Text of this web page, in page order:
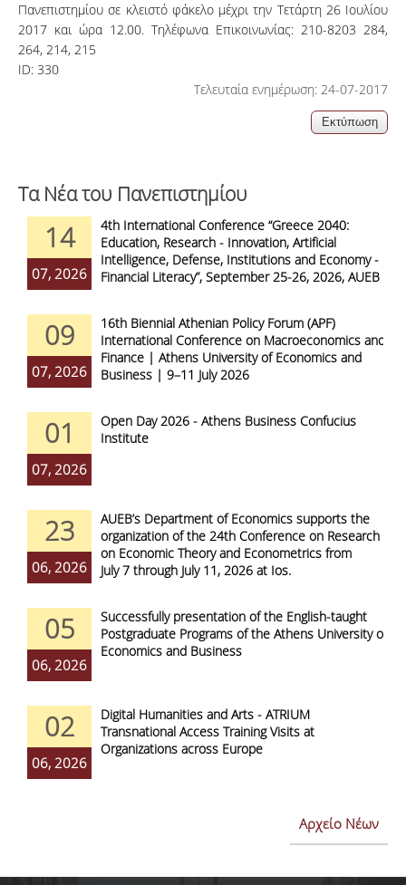
Πανεπιστημίου σε κλειστό φάκελο μέχρι την Τετάρτη 26 Ιουλίου
2017 και ώρα 12.00. Τηλέφωνα Επικοινωνίας: 210-8203 284,
264, 214, 215
ID: 330
Τελευταία ενημέρωση: 24-07-2017
Τα Νέα του Πανεπιστημίου
14
07, 2026
4th International Conference “Greece 2040:
Education, Research - Innovation, Artificial
Intelligence, Defense, Institutions and Economy -
Financial Literacy”, September 25-26, 2026, AUEB
09
07, 2026
16th Biennial Athenian Policy Forum (APF)
International Conference on Macroeconomics and
Finance | Athens University of Economics and
Business | 9–11 July 2026
01
07, 2026
Open Day 2026 - Athens Business Confucius
Institute
23
06, 2026
AUEB’s Department of Economics supports the
organization of the 24th Conference on Research
on Economic Theory and Econometrics from
July 7 through July 11, 2026 at Ios.
05
06, 2026
Successfully presentation of the English-taught
Postgraduate Programs of the Athens University of
Economics and Business
02
06, 2026
Digital Humanities and Arts - ATRIUM
Transnational Access Training Visits at
Organizations across Europe
Αρχείο Νέων